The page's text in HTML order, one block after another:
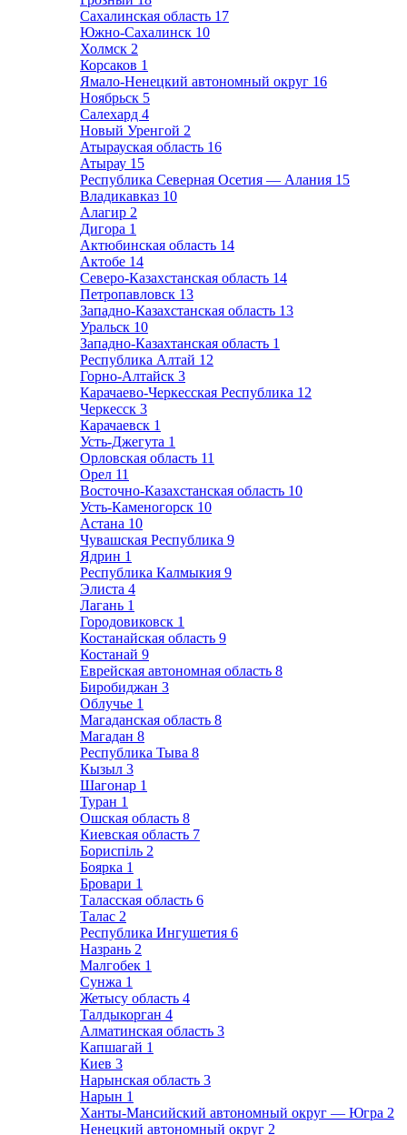
Сахалинская область 17
Южно-Сахалинск 10
Холмск 2
Корсаков 1
Ямало-Ненецкий автономный округ 16
Ноябрьск 5
Салехард 4
Новый Уренгой 2
Атырауская область 16
Атырау 15
Республика Северная Осетия — Алания 15
Владикавказ 10
Алагир 2
Дигора 1
Актюбинская область 14
Актобе 14
Северо-Казахстанская область 14
Петропавловск 13
Западно-Казахстанская область 13
Уральск 10
Западно-Казахтанская область 1
Республика Алтай 12
Горно-Алтайск 3
Карачаево-Черкесская Республика 12
Черкесск 3
Карачаевск 1
Усть-Джегута 1
Орловская область 11
Орел 11
Восточно-Казахстанская область 10
Усть-Каменогорск 10
Астана 10
Чувашская Республика 9
Ядрин 1
Республика Калмыкия 9
Элиста 4
Лагань 1
Городовиковск 1
Костанайская область 9
Костанай 9
Еврейская автономная область 8
Биробиджан 3
Облучье 1
Магаданская область 8
Магадан 8
Республика Тыва 8
Кызыл 3
Шагонар 1
Туран 1
Ошская область 8
Киевская область 7
Бориспіль 2
Боярка 1
Бровари 1
Таласская область 6
Талас 2
Республика Ингушетия 6
Назрань 2
Малгобек 1
Сунжа 1
Жетысу область 4
Талдыкорган 4
Алматинская область 3
Капшагай 1
Киев 3
Нарынская область 3
Нарын 1
Ханты-Мансийский автономный округ — Югра 2
Ненецкий автономный округ 2